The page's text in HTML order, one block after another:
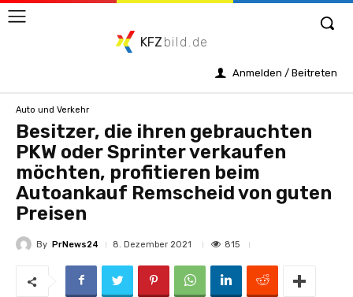
KFZ bild.de
Anmelden / Beitreten
Auto und Verkehr
Besitzer, die ihren gebrauchten
PKW oder Sprinter verkaufen
möchten, profitieren beim
Autoankauf Remscheid von guten
Preisen
By PrNews24 8. Dezember 2021 815